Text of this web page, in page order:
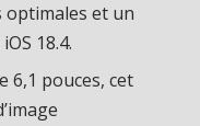
optimales et un
18.4.
6,1 pouces, cet